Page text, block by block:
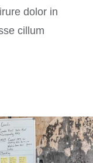
dolor in
cillum